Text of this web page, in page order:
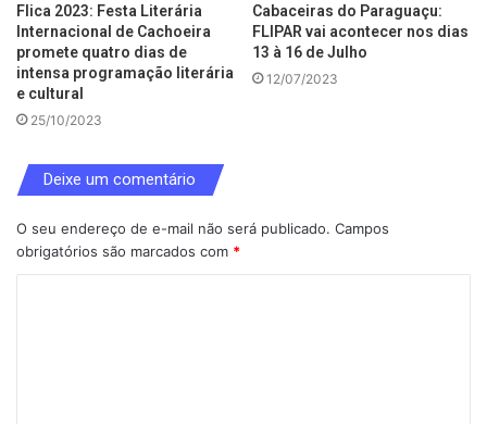
Flica 2023: Festa Literária
Internacional de Cachoeira
promete quatro dias de
intensa programação literária
e cultural
25/10/2023
Cabaceiras do Paraguaçu:
FLIPAR vai acontecer nos dias
13 à 16 de Julho
12/07/2023
Deixe um comentário
O seu endereço de e-mail não será publicado. Campos
obrigatórios são marcados com *